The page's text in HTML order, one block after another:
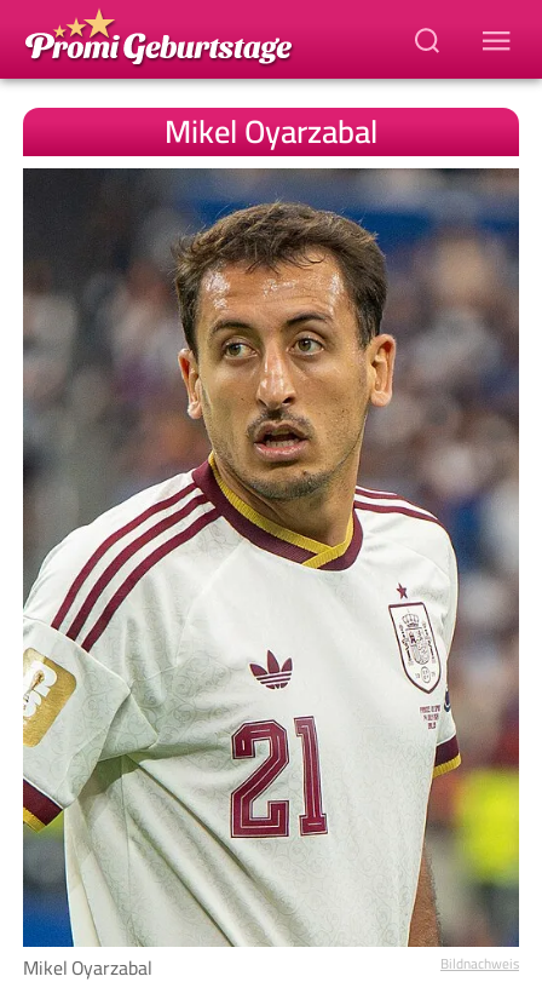
Mikel Oyarzabal
Mikel Oyarzabal Bildnachweis